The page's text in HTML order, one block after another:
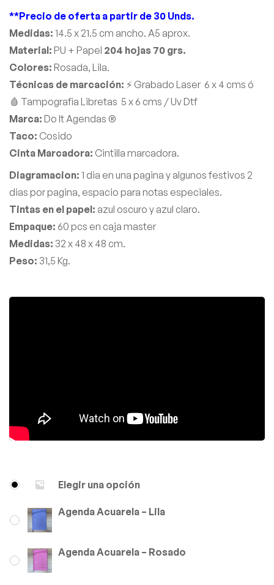
**Precio de oferta a partir de 30 Unds.
Medidas: 14.5 x 21.5 cm ancho. A5 aprox.
Material: PU + Papel 204 hojas 70 grs.
Colores: Rosada, Lila.
Técnicas de marcación: ⚡ Grabado Laser 6 x 4 cms ó
🩸 Tampografia Libretas 5 x 6 cms / Uv Dtf
Marca: Do It Agendas ®
Taco: Cosido
Cinta Marcadora: Cintilla marcadora.
Diagramacion: 1 dia en una pagina y algunos festivos 2
dias por pagina, espacio para notas especiales.
Tintas en el papel: azul oscuro y azul claro.
Empaque: 60 pcs en caja master
Medidas: 32 x 48 x 48 cm.
Peso: 31,5 Kg.
Elegir una opción
Agenda Acuarela – Lila
Agenda Acuarela – Rosado